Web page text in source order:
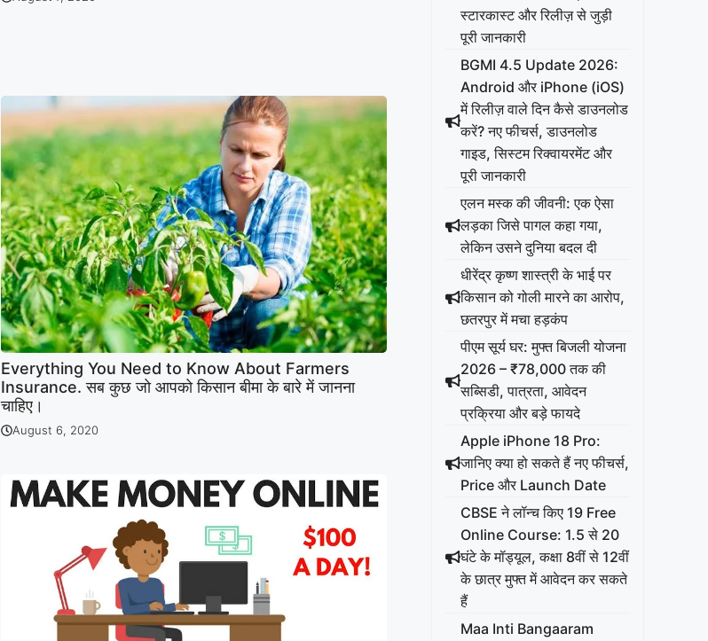
Everything You Need to Know About Farmers
Insurance. सब कुछ जो आपको किसान बीमा के बारे में जानना
चाहिए।
August 6, 2020
स्टारकास्ट और रिलीज़ से जुड़ी
पूरी जानकारी
BGMI 4.5 Update 2026:
Android और iPhone (iOS)
में रिलीज़ वाले दिन कैसे डाउनलोड
करें? नए फीचर्स, डाउनलोड
गाइड, सिस्टम रिक्वायरमेंट और
पूरी जानकारी
एलन मस्क की जीवनी: एक ऐसा
लड़का जिसे पागल कहा गया,
लेकिन उसने दुनिया बदल दी
धीरेंद्र कृष्ण शास्त्री के भाई पर
किसान को गोली मारने का आरोप,
छतरपुर में मचा हड़कंप
पीएम सूर्य घर: मुफ्त बिजली योजना
2026 – ₹78,000 तक की
सब्सिडी, पात्रता, आवेदन
प्रक्रिया और बड़े फायदे
Apple iPhone 18 Pro:
जानिए क्या हो सकते हैं नए फीचर्स,
Price और Launch Date
CBSE ने लॉन्च किए 19 Free
Online Course: 1.5 से 20
घंटे के मॉड्यूल, कक्षा 8वीं से 12वीं
के छात्र मुफ्त में आवेदन कर सकते
हैं
Maa Inti Bangaaram